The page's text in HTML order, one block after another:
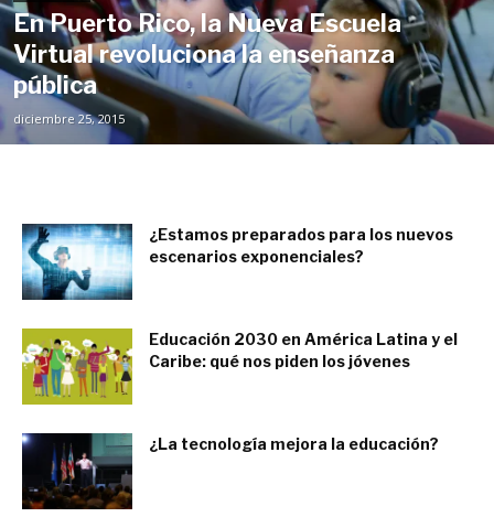
En Puerto Rico, la Nueva Escuela
Virtual revoluciona la enseñanza
pública
diciembre 25, 2015
​¿Estamos preparados para los nuevos
escenarios exponenciales?
Educación 2030 en América Latina y el
Caribe: qué nos piden los jóvenes
¿La tecnología mejora la educación?